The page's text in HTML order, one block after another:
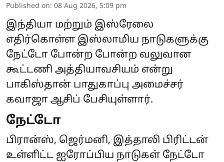
Published on: 08 Aug 2026, 5:09 pm
இந்தியா மற்றும் இஸ்ரேலை
எதிர்கொள்ள இஸ்லாமிய நாடுகளுக்கு
நேட்டோ போன்ற போன்ற வலுவான
கூட்டணி அத்தியாவசியம் என்று
பாகிஸ்தான் பாதுகாப்பு அமைச்சர்
கவாஜா ஆசிப் பேசியுள்ளார்.
நேட்டோ
பிரான்ஸ், ஜெர்மனி, இத்தாலி பிரிட்டன்
உள்ளிட்ட ஐரோப்பிய நாடுகள் நேட்டோ